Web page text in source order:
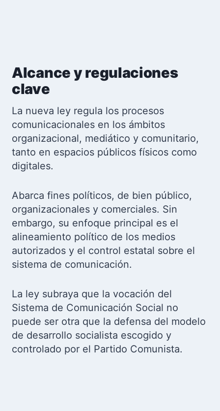
Alcance y regulaciones
clave
La nueva ley regula los procesos
comunicacionales en los ámbitos
organizacional, mediático y comunitario,
tanto en espacios públicos físicos como
digitales.
Abarca fines políticos, de bien público,
organizacionales y comerciales. Sin
embargo, su enfoque principal es el
alineamiento político de los medios
autorizados y el control estatal sobre el
sistema de comunicación.
La ley subraya que la vocación del
Sistema de Comunicación Social no
puede ser otra que la defensa del modelo
de desarrollo socialista escogido y
controlado por el Partido Comunista.